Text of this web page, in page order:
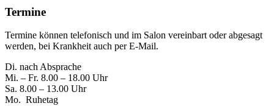
Termine
Termine können telefonisch und im Salon vereinbart oder abgesagt
werden, bei Krankheit auch per E-Mail.
Di. nach Absprache
Mi. – Fr. 8.00 – 18.00 Uhr
Sa. 8.00 – 13.00 Uhr
Mo. Ruhetag